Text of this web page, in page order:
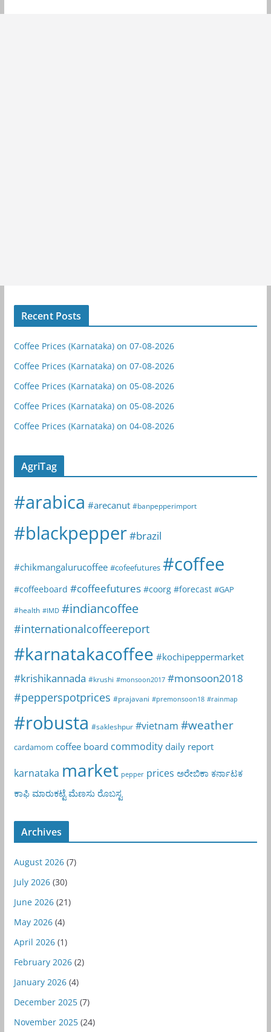
Recent Posts
Coffee Prices (Karnataka) on 07-08-2026
Coffee Prices (Karnataka) on 07-08-2026
Coffee Prices (Karnataka) on 05-08-2026
Coffee Prices (Karnataka) on 05-08-2026
Coffee Prices (Karnataka) on 04-08-2026
AgriTag
#arabica #arecanut #banpepperimport
#blackpepper#brazil
#chikmangalurucoffee #cofeefutures #coffee
#coffeeboard #coffeefutures #coorg #forecast #GAP
#health #IMD #indiancoffee
#internationalcoffeereport
#karnatakacoffee #kochipeppermarket
#krishikannada #krushi #monsoon2017 #monsoon2018
#pepperspotprices #prajavani #premonsoon18 #rainmap
#robusta #sakleshpur #vietnam #weather
cardamom coffee board commodity daily report
karnataka market pepper prices ಅರೇಬಿಕಾ ಕರ್ನಾಟಕ
ಕಾಫಿ ಮಾರುಕಟ್ಟೆ ಮೆಣಸು ರೊಬಸ್ಟ
Archives
August 2026(7)
July 2026(30)
June 2026(21)
May 2026(4)
April 2026(1)
February 2026(2)
January 2026(4)
December 2025(7)
November 2025(24)